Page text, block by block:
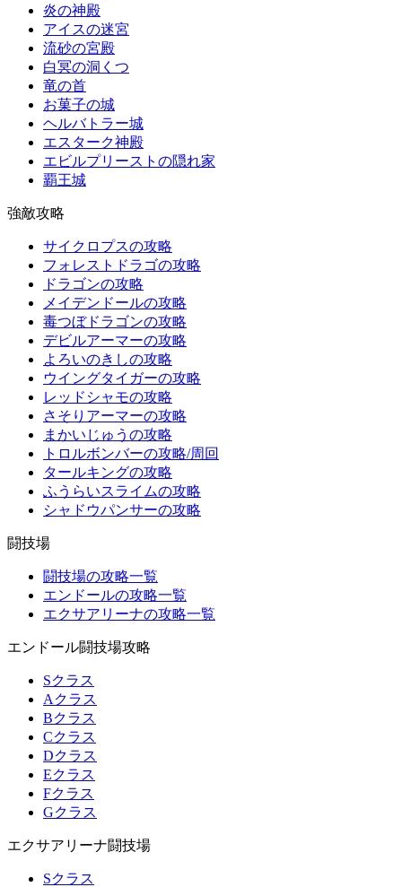
炎の神殿
アイスの迷宮
流砂の宮殿
白冥の洞くつ
竜の首
お菓子の城
ヘルバトラー城
エスターク神殿
エビルプリーストの隠れ家
覇王城
強敵攻略
サイクロプスの攻略
フォレストドラゴの攻略
ドラゴンの攻略
メイデンドールの攻略
毒つぼドラゴンの攻略
デビルアーマーの攻略
よろいのきしの攻略
ウイングタイガーの攻略
レッドシャモの攻略
さそりアーマーの攻略
まかいじゅうの攻略
トロルボンバーの攻略/周回
タールキングの攻略
ふうらいスライムの攻略
シャドウパンサーの攻略
闘技場
闘技場の攻略一覧
エンドールの攻略一覧
エクサアリーナの攻略一覧
エンドール闘技場攻略
Sクラス
Aクラス
Bクラス
Cクラス
Dクラス
Eクラス
Fクラス
Gクラス
エクサアリーナ闘技場
Sクラス